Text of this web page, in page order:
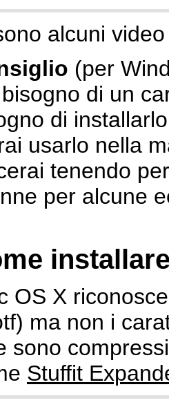
alcuni
(per
di un
di
usarlo nella
tenendo
per alcune
OS X
ma non i
sono
Stuffit